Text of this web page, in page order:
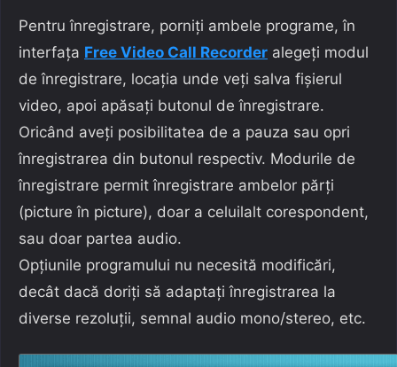
Pentru înregistrare, porniți ambele programe, în
interfața Free Video Call Recorder alegeți modul
de înregistrare, locația unde veți salva fișierul
video, apoi apăsați butonul de înregistrare.
Oricând aveți posibilitatea de a pauza sau opri
înregistrarea din butonul respectiv. Modurile de
înregistrare permit înregistrare ambelor părți
(picture în picture), doar a celuilalt corespondent,
sau doar partea audio.
Opțiunile programului nu necesită modificări,
decât dacă doriți să adaptați înregistrarea la
diverse rezoluții, semnal audio mono/stereo, etc.